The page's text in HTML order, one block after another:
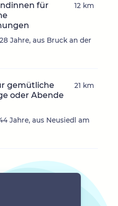
für
Jahre, aus Bruck an der
12 km
gemütliche
oder Abende
Jahre, aus Neusiedl am
21 km